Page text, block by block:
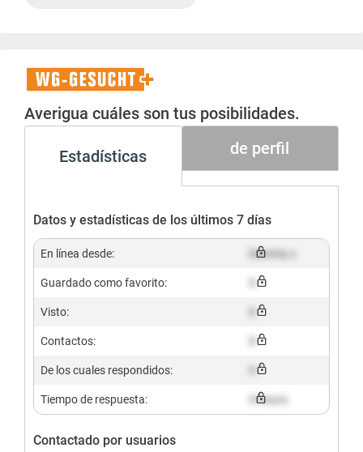
WG-
Gesucht+
Averigua cuáles son tus posibilidades.
Estadísticas de perfil
Datos y estadísticas de los últimos 7 días
En línea desde: Dummy x
Guardado como favorito:
Visto:
Contactos:
De los cuales respondidos:
Tiempo de respuesta: X hours
Contactado por usuarios